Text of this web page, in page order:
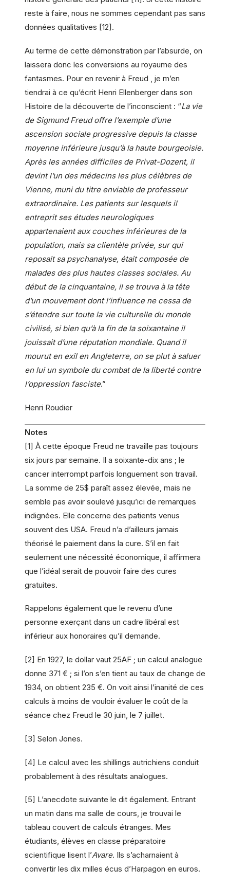
reste à faire, nous ne sommes cependant pas sans
données qualitatives [12].
Au terme de cette démonstration par l’absurde, on
laissera donc les conversions au royaume des
fantasmes. Pour en revenir à Freud , je m’en
tiendrai à ce qu’écrit Henri Ellenberger dans son
Histoire de la découverte de l’inconscient : “La vie
de Sigmund Freud offre l’exemple d’une
ascension sociale progressive depuis la classe
moyenne inférieure jusqu’à la haute bourgeoisie.
Après les années difficiles de Privat-Dozent, il
devint l’un des médecins les plus célèbres de
Vienne, muni du titre enviable de professeur
extraordinaire. Les patients sur lesquels il
entreprit ses études neurologiques
appartenaient aux couches inférieures de la
population, mais sa clientèle privée, sur qui
reposait sa psychanalyse, était composée de
malades des plus hautes classes sociales. Au
début de la cinquantaine, il se trouva à la tête
d’un mouvement dont l’influence ne cessa de
s’étendre sur toute la vie culturelle du monde
civilisé, si bien qu’à la fin de la soixantaine il
jouissait d’une réputation mondiale. Quand il
mourut en exil en Angleterre, on se plut à saluer
en lui un symbole du combat de la liberté contre
l’oppression fasciste.”
Henri Roudier
Notes
[1] À cette époque Freud ne travaille pas toujours
six jours par semaine. Il a soixante-dix ans ; le
cancer interrompt parfois longuement son travail.
La somme de 25$ paraît assez élevée, mais ne
semble pas avoir soulevé jusqu’ici de remarques
indignées. Elle concerne des patients venus
souvent des USA. Freud n’a d’ailleurs jamais
théorisé le paiement dans la cure. S’il en fait
seulement une nécessité économique, il affirmera
que l’idéal serait de pouvoir faire des cures
gratuites.
Rappelons également que le revenu d’une
personne exerçant dans un cadre libéral est
inférieur aux honoraires qu’il demande.
[2] En 1927, le dollar vaut 25AF ; un calcul analogue
donne 371 € ; si l’on s’en tient au taux de change de
1934, on obtient 235 €. On voit ainsi l’inanité de ces
calculs à moins de vouloir évaluer le coût de la
séance chez Freud le 30 juin, le 7 juillet.
[3] Selon Jones.
[4] Le calcul avec les shillings autrichiens conduit
probablement à des résultats analogues.
[5] L’anecdote suivante le dit également. Entrant
un matin dans ma salle de cours, je trouvai le
tableau couvert de calculs étranges. Mes
étudiants, élèves en classe préparatoire
scientifique lisent l’Avare. Ils s’acharnaient à
convertir les dix milles écus d’Harpagon en euros.